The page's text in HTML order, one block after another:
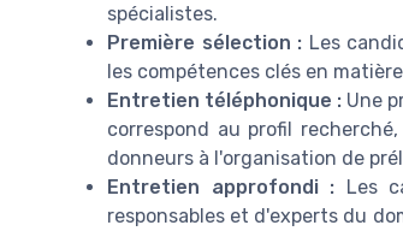
spécialistes.
Première sélection : Les
les compétences clés en
Entretien téléphonique : Une
correspond au profil
donneurs à l'organisation de
Entretien approfondi : Les
responsables et d'experts du